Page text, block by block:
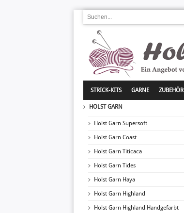
STRICK-KITS GARNE ZUBEHÖR
HOLST GARN
Holst Garn Supersoft
Holst Garn Coast
Holst Garn Titicaca
Holst Garn Tides
Holst Garn Haya
Holst Garn Highland
Holst Garn Highland Handgefärbt